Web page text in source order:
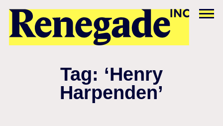
Tag: ‘Henry
Harpenden’